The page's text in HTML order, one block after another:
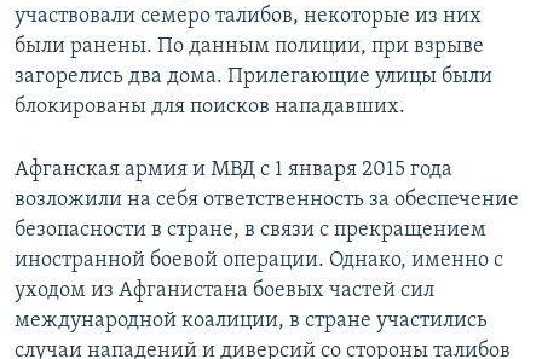
участвовали семеро талибов, некоторые из них
были ранены. По данным полиции, при взрыве
загорелись два дома. Прилегающие улицы были
блокированы для поисков нападавших.
Афганская армия и МВД с 1 января 2015 года
возложили на себя ответственность за обеспечение
безопасности в стране, в связи с прекращением
иностранной боевой операции. Однако, именно с
уходом из Афганистана боевых частей сил
международной коалиции, в стране участились
случаи нападений и диверсий со стороны талибов